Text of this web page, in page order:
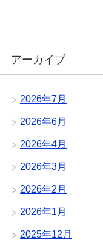
アーカイブ
2026年7月
2026年6月
2026年4月
2026年3月
2026年2月
2026年1月
2025年12月